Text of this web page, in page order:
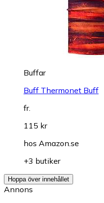
Buffar
Buff Thermonet Buff
fr.
115 kr
hos Amazon.se
+3 butiker
Hoppa över innehållet
Annons